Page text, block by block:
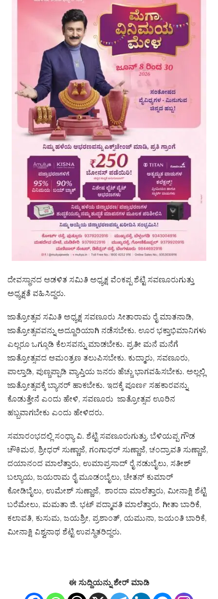
ದೇವಸ್ಥಾನದ ಆಡಳಿತ ಸಮಿತಿ ಅಧ್ಯಕ್ಷ ವೆಂಕಪ್ಪ ಶೆಟ್ಟಿ ಸವಣೂರುಗುತ್ತು
ಅಧ್ಯಕ್ಷತೆ ವಹಿಸಿದ್ದರು.
ಜಾತ್ರೋತ್ಸವ ಸಮಿತಿ ಅಧ್ಯಕ್ಷ ಸವಣೂರು ಸೀತಾರಾಮ ರೈ ಮಾತನಾಡಿ,
ಜಾತ್ರೋತ್ಸವವನ್ನು ಅದ್ದೂರಿಯಾಗಿ ನಡೆಸಬೇಕು. ಊರ ಭಕ್ತಾಭಿಮಾನಿಗಳು
ಎಲ್ಲರೂ ಒಗ್ಗೂಡಿ ಕೆಲಸವನ್ನು ಮಾಡಬೇಕು. ಪ್ರತೀ ಮನೆ ಮನೆಗೆ
ಜಾತ್ರೋತ್ಸವದ ಆಮಂತ್ರಣ ತಲುಪಿಸಬೇಕು. ಕುದ್ಮಾರು, ಸವಣೂರು,
ಪಾಲ್ತಾಡಿ, ಪುಣ್ಚಪ್ಪಾಡಿ ವ್ಯಾಪ್ತಿಯ ಜನರು ಹೆಚ್ಚು ಭಾಗವಹಿಸಬೇಕು. ಅಲ್ಲಲ್ಲಿ
ಜಾತ್ರೋತ್ಸವಕ್ಕೆ ಬ್ಯಾನರ್ ಹಾಕಬೇಕು. ಇದಕ್ಕೆ ಪೂರ್ಣ ಸಹಕಾರವನ್ನು
ಕೊಡುತ್ತೇನೆ ಎಂದು ಹೇಳಿ, ಸವಣೂರು ಜಾತ್ರೋತ್ಸವ ಊರಿನ
ಹಬ್ಬವಾಗಬೇಕು ಎಂದು ಹೇಳಿದರು.
ಸಮಾರಂಭದಲ್ಲಿ ಸಂಧ್ಯಾ ವಿ. ಶೆಟ್ಟಿ ಸವಣೂರುಗುತ್ತು, ಬೆಳಿಯಪ್ಪ ಗೌಡ
ಚೌಕಿಮಠ, ಶ್ರೀಧರ್ ಸುಣ್ಣಾಜೆ, ಗಂಗಾಧರ್ ಸುಣ್ಣಾಜೆ, ಚಂದ್ರಾವತಿ ಸುಣ್ಣಾಜೆ,
ದಯಾನಂದ ಮಾಲೆತ್ತಾರು, ಉಮಾಪ್ರಸಾದ್ ರೈ ನಡುಬೈಲು, ಸತೀಶ್
ಬಲ್ಯಾಯ, ಜಯರಾಮ ರೈ ಮೂಡಂಬೈಲು, ಚೇತನ್ ಕುಮಾರ್
ಕೋಡಿಬೈಲು, ಉಮೇಶ್ ಸುಣ್ಣಾಜೆ, ಶಾರದಾ ಮಾಲೆತ್ತಾರು, ಮೀನಾಕ್ಷಿ ಶೆಟ್ಟಿ
ಬರೆಮೇಲು, ಮಮತಾ ಜಿ. ಭಟ್ ಪದ್ಮಾವತಿ ಮಾಲೆತ್ತಾರು, ಗೀತಾ ಬಾರಿಕೆ,
ಕಲಾವತಿ, ಕುಸುಮ, ಜಯಶ್ರೀ, ಪ್ರಶಾಂತ್, ಯಮುನಾ, ಜಯಂತಿ ಬಾರಿಕೆ,
ಮೀನಾಕ್ಷಿ ವಿಶ್ವನಾಥ ಶೆಟ್ಟಿ ಉಪಸ್ಥಿತರಿದ್ದರು.
ಈ ಸುದ್ದಿಯನ್ನು ಶೇರ್ ಮಾಡಿ